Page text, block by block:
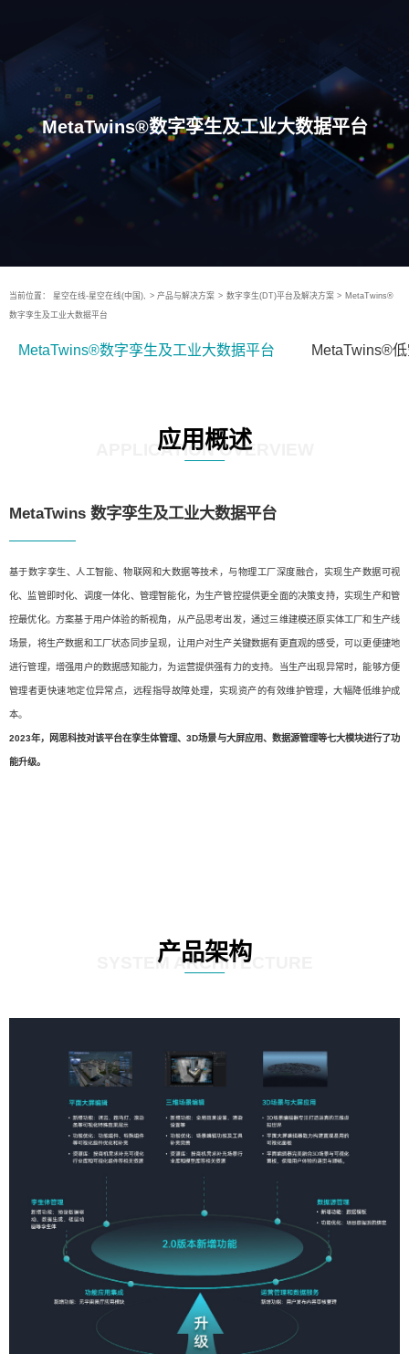
MetaTwins®数字孪生及工业大数据平台
当前位置： 星空在线-星空在线(中国), > 产品与解决方案 > 数字孪生(DT)平台及解决方案 > MetaTwins®
数字孪生及工业大数据平台
MetaTwins®数字孪生及工业大数据平台 MetaTwins®
应用概述
APPLICATION OVERVIEW
MetaTwins 数字孪生及工业大数据平台
基于数字孪生、人工智能、物联网和大数据等技术，与物理工厂深度融合，实现生产数据可视
化、监管即时化、调度一体化、管理智能化，为生产管控提供更全面的决策支持，实现生产和管
控最优化。方案基于用户体验的新视角，从产品思考出发，通过三维建模还原实体工厂和生产线
场景，将生产数据和工厂状态同步呈现，让用户对生产关键数据有更直观的感受，可以更便捷地
进行管理，增强用户的数据感知能力，为运营提供强有力的支持。当生产出现异常时，能够方便
管理者更快速地定位异常点，远程指导故障处理，实现资产的有效维护管理，大幅降低维护成
本。
2023年，网思科技对该平台在孪生体管理、3D场景与大屏应用、数据源管理等七大模块进行了功
能升级。
产品架构
SYSTEM ARCHITECTURE